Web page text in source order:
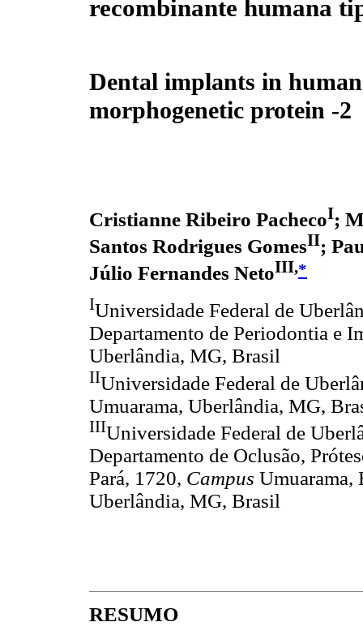
recombinante humana
Dental implants in
morphogenetic protein -2
Cristianne Ribeiro PachecoI;
Santos Rodrigues GomesII;
Júlio Fernandes NetoIII,*
IUniversidade Federal de
Departamento de Periodontia e
Uberlândia, MG, Brasil
IIUniversidade Federal de
Umuarama, Uberlândia, MG,
IIIUniversidade Federal de
Departamento de Oclusão,
Pará, 1720, Campus Umuarama,
Uberlândia, MG, Brasil
RESUMO